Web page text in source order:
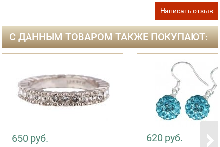
Написать отзыв
С ДАННЫМ ТОВАРОМ ТАКЖЕ ПОКУПАЮТ:
650 руб. 620 руб.